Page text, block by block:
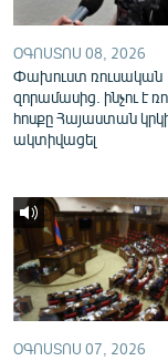
ՀԵՏԵՎԵՔ ՄԵԶ
«Ազատության»
ՕԳՈՍՏՈՍ 08, 2026
Փախուստ ռուսական
զորամասից. ինչու է
հոսքը Հայաստան
ակտիվացել
ՕԳՈՍՏՈՍ 07, 2026